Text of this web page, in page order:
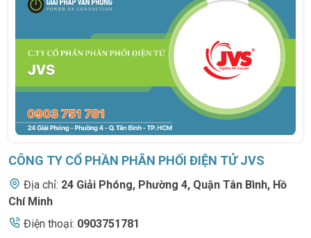
CÔNG TY CỔ PHẦN PHÂN PHỐI ĐIỆN TỬ JVS
Địa chỉ: 24 Giải Phóng, Phường 4, Quận Tân Bình, Hồ
Chí Minh
Điện thoại: 0903751781